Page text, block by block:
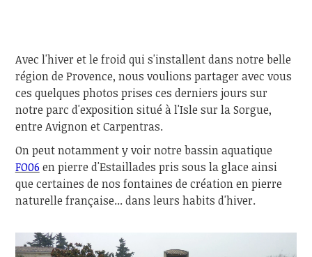
Avec l'hiver et le froid qui s'installent dans notre belle
région de Provence, nous voulions partager avec vous
ces quelques photos prises ces derniers jours sur
notre parc d'exposition situé à l'Isle sur la Sorgue,
entre Avignon et Carpentras.
On peut notamment y voir notre bassin aquatique
FO06 en pierre d'Estaillades pris sous la glace ainsi
que certaines de nos fontaines de création en pierre
naturelle française... dans leurs habits d'hiver.